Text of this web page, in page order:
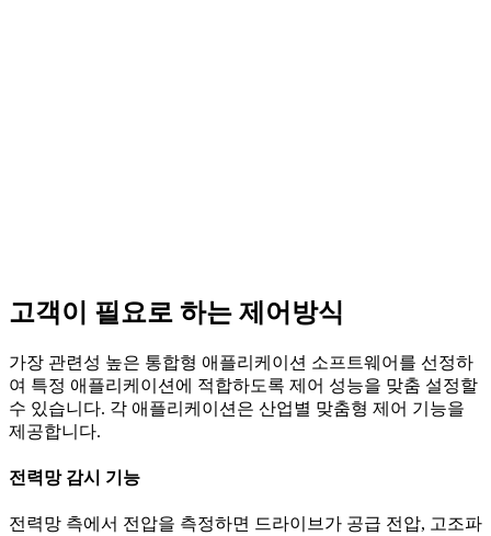
고객이 필요로 하는 제어방식
가장 관련성 높은 통합형 애플리케이션 소프트웨어를 선정하
여 특정 애플리케이션에 적합하도록 제어 성능을 맞춤 설정할
수 있습니다. 각 애플리케이션은 산업별 맞춤형 제어 기능을
제공합니다.
전력망 감시 기능
전력망 측에서 전압을 측정하면 드라이브가 공급 전압, 고조파